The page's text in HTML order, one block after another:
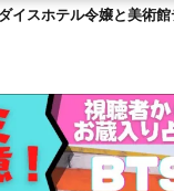
イスホテル令嬢と美術